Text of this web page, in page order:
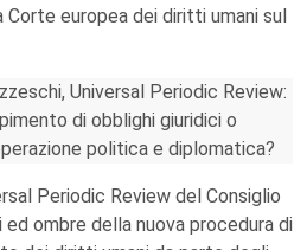
Corte europea dei diritti umani sul
Universal Periodic Review:
di obblighi giuridici o
politica e diplomatica?
Periodic Review del Consiglio
ombre della nuova procedura di